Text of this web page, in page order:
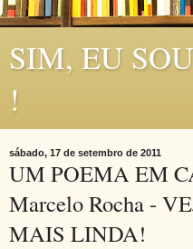
SIM, EU
!
sábado, 17 de setembro de 2011
UM POEMA EM
Marcelo Rocha -
MAIS LINDA!